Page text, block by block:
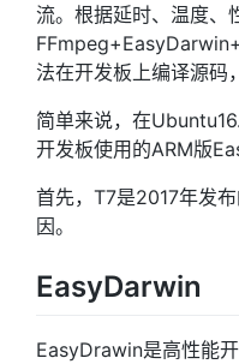
流。根据延时、温度、
法在开发板上编译源码
简单来说，在
开发板使用的ARM版
首先，T7是2017年发
因。
EasyDarwin
EasyDrawin是高性能